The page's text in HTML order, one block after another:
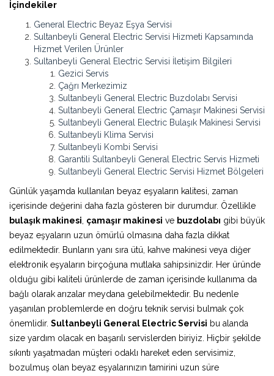
İçindekiler
General Electric Beyaz Eşya Servisi
Sultanbeyli General Electric Servisi Hizmeti Kapsamında
Hizmet Verilen Ürünler
Sultanbeyli General Electric Servisi İletişim Bilgileri
Gezici Servis
Çağrı Merkezimiz
Sultanbeyli General Electric Buzdolabı Servisi
Sultanbeyli General Electric Çamaşır Makinesi Servisi
Sultanbeyli General Electric Bulaşık Makinesi Servisi
Sultanbeyli Klima Servisi
Sultanbeyli Kombi Servisi
Garantili Sultanbeyli General Electric Servis Hizmeti
Sultanbeyli General Electric Servisi Hizmet Bölgeleri
Günlük yaşamda kullanılan beyaz eşyaların kalitesi, zaman
içerisinde değerini daha fazla gösteren bir durumdur. Özellikle
bulaşık makinesi çamaşır makinesi ve buzdolabı gibi büyük
beyaz eşyaların uzun ömürlü olmasına daha fazla dikkat
edilmektedir. Bunların yanı sıra ütü, kahve makinesi veya diğer
elektronik eşyaların birçoğuna mutlaka sahipsinizdir. Her üründe
olduğu gibi kaliteli ürünlerde de zaman içerisinde kullanıma da
bağlı olarak arızalar meydana gelebilmektedir. Bu nedenle
yaşanılan problemlerde en doğru teknik servisi bulmak çok
önemlidir. Sultanbeyli General Electric Servisi bu alanda
size yardım olacak en başarılı servislerden biriyiz. Hiçbir şekilde
sıkıntı yaşatmadan müşteri odaklı hareket eden servisimiz,
bozulmuş olan beyaz eşyalarınızın tamirini uzun süre